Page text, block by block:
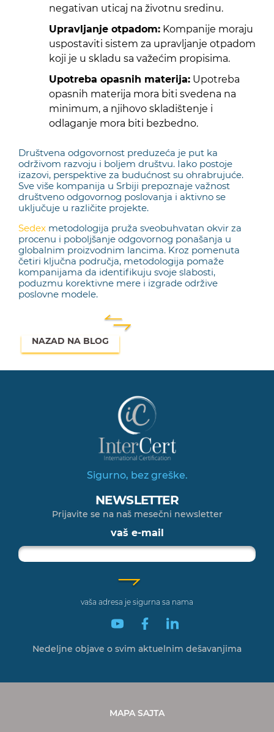
negativan uticaj na životnu sredinu.
Upravljanje otpadom: Kompanije moraju
uspostaviti sistem za upravljanje otpadom
koji je u skladu sa važećim propisima.
Upotreba opasnih materija: Upotreba
opasnih materija mora biti svedena na
minimum, a njihovo skladištenje i
odlaganje mora biti bezbedno.
Društvena odgovornost preduzeća je put ka
održivom razvoju i boljem društvu. Iako postoje
izazovi, perspektive za budućnost su ohrabrujuće.
Sve više kompanija u Srbiji prepoznaje važnost
društveno odgovornog poslovanja i aktivno se
uključuje u različite projekte.
Sedex metodologija pruža sveobuhvatan okvir za
procenu i poboljšanje odgovornog ponašanja u
globalnim proizvodnim lancima. Kroz pomenuta
četiri ključna područja, metodologija pomaže
kompanijama da identifikuju svoje slabosti,
poduzmu korektivne mere i izgrade održive
poslovne modele.
NAZAD NA BLOG
Nedeljne objave o svim aktuelnim dešavanjima
Sigurno, bez greške.
NEWSLETTER
Prijavite se na naš mesečni newsletter
vaš e-mail
vaša adresa je sigurna sa nama
MAPA SAJTA